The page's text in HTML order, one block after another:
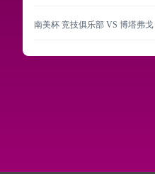
南美杯 竞技俱乐部 VS 博塔弗戈